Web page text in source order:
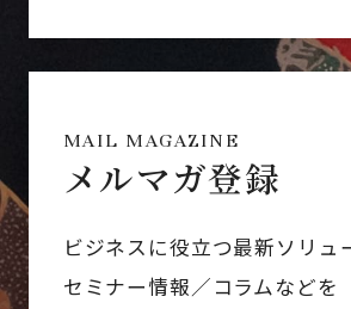
MAIL MAGAZINE
メルマガ登録
ビジネスに役立つ最新ソリュ
セミナー情報／コラムなどを